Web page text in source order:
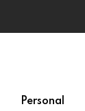
Personal